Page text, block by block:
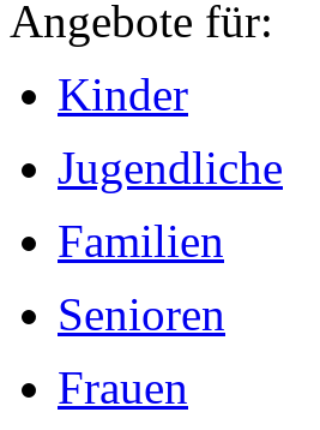
Angebote für:
Kinder
Jugendliche
Familien
Senioren
Frauen